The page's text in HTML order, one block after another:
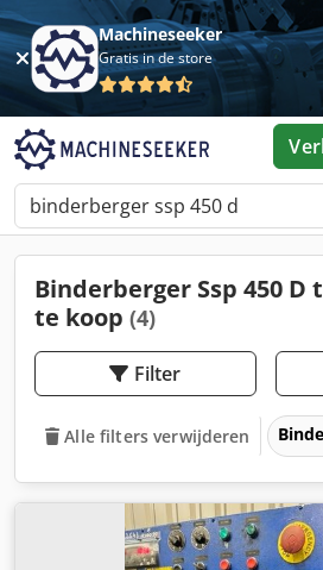
Machineseeker
Gratis in de store
Binderberger Ssp 450 D
te koop (4)
Filter
Alle filters verwijderen